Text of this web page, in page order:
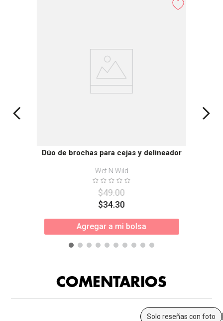
Dúo de brochas para cejas y delineador
Wet N Wild
$49.00
$34.30
Agregar a mi bolsa
COMENTARIOS
Solo reseñas con foto